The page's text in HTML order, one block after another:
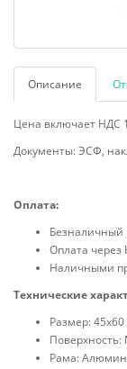
Описание
Цена включает НДС
Документы: ЭСФ,
Оплата:
Безналичный
Оплата через
Наличными
Технические
Размер: 45х60
Рама: